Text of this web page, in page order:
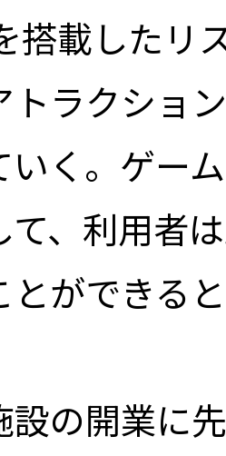
搭載したリ
トラクショ
いく。ゲー
て、利用者
とができる
の開業に